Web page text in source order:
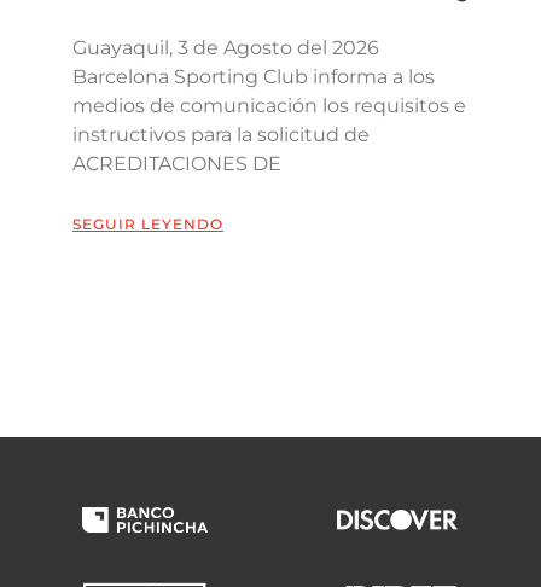
Guayaquil, 3 de Agosto del 2026
Barcelona Sporting Club informa a los
medios de comunicación los requisitos e
instructivos para la solicitud de
ACREDITACIONES DE
SEGUIR LEYENDO